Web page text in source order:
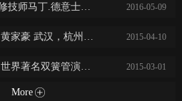
法国SELMER首席萨克斯维修技师马丁.德意士免费乐器保养维修服务 2016-05-09
2015-04-10
法国LOREE双簧管艺术家，世界著名双簧管演奏家阿历克斯·克莱恩广州，西安，济南音乐会及大师班 2015-03-01
More